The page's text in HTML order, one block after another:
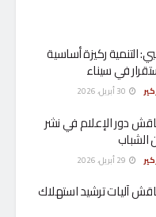
التنمية ركيزة أساسية
في سيناء
دور الإعلام في نشر
الشباب
آليات ترشيد استهلاك